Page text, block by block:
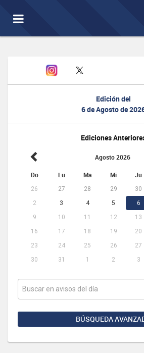
Toggle
navigation
Edición del
6 de Agosto de
Ediciones
Agosto 2026
Do Lu Ma Mi Ju
26 27 28 29 30
2
3 4 5 6
9
10 11 12 13
16
17 18 19 20
23
24 25 26 27
30
31 1 2 3
BÚSQUEDA